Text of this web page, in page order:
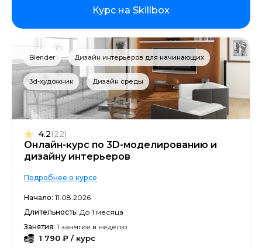
Курс на Skillbox
Blender Дизайн интерьеров для начинающих
3d-художник Дизайн среды
Онлайн-курс по 3D-моделированию и
дизайну интерьеров
4.2(22)
Подробнее о курсе
Начало: 11.08.2026
Длительность: До 1 месяца
Занятия: 1 занятие в неделю
1 790 ₽ / курс